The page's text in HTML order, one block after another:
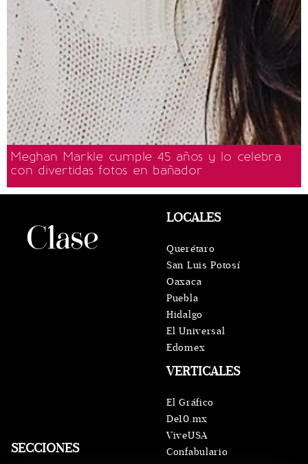
Meghan Markle cumple 45 años y lo celebra
con divertidas fotos en bañador
SECCIONES
VERTICALES
El Gráfico
De10.mx
ViveUSA
Confabulario
LOCALES
Querétaro
San Luis Potosí
Oaxaca
Puebla
Hidalgo
El Universal
Edomex